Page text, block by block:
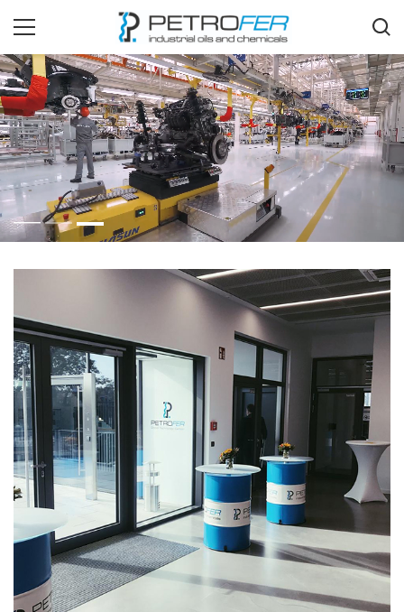
PETROFER
nổi tiếng là một trong những công ty hàng đầu thế giới về
phát triển và sản xuất dầu nhờn công nghiệp, hóa chất và
chất lỏng chuyên dụng, có trụ sở tại 42 quốc gia trên toàn
thế giới.